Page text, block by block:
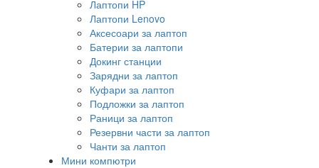
Лаптопи HP
Лаптопи Lenovo
Аксесоари за лаптоп
Батерии за лаптопи
Докинг станции
Зарядни за лаптоп
Куфари за лаптоп
Подложки за лаптоп
Раници за лаптоп
Резервни части за лаптоп
Чанти за лаптоп
Мини компютри